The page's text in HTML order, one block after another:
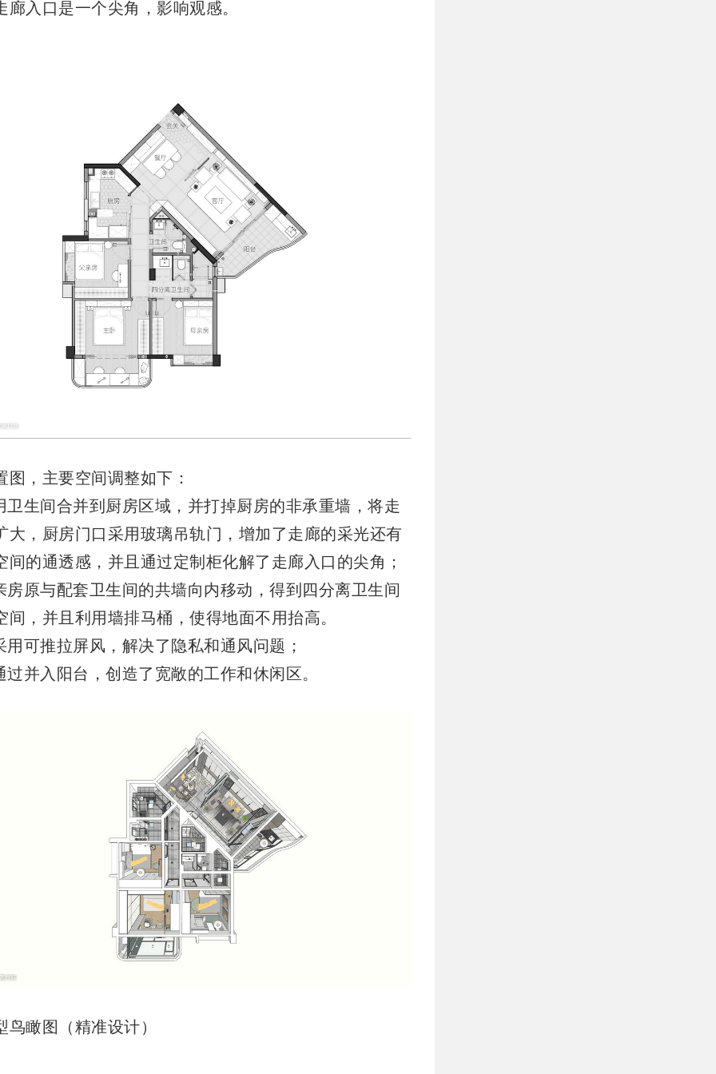
廊入口是一个尖角，影响观感。
图，主要空间调整如下：
卫生间合并到厨房区域，并打掉厨房的非承重墙，将走
大，厨房门口采用玻璃吊轨门，增加了走廊的采光还有
间的通透感，并且通过定制柜化解了走廊入口的尖角；
房原与配套卫生间的共墙向内移动，得到四分离卫生间
间，并且利用墙排马桶，使得地面不用抬高。
用可推拉屏风，解决了隐私和通风问题；
过并入阳台，创造了宽敞的工作和休闲区。
鸟瞰图（精准设计）